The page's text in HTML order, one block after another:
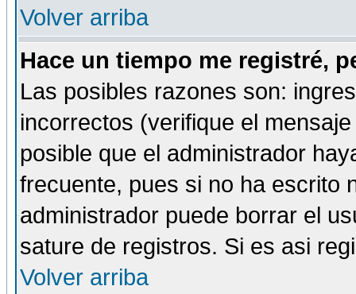
Volver arriba
Hace un tiempo me registré,
Las posibles razones son:
incorrectos (verifique el
posible que el administrador
frecuente, pues si no ha escrito
administrador puede borrar el
sature de registros. Si es asi
Volver arriba